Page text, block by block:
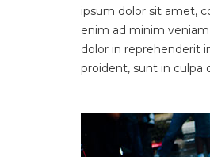
ipsum dolor sit amet,
enim ad minim
dolor in reprehenderit
proident, sunt in culpa